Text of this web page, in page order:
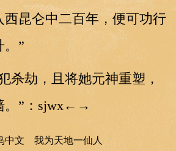
西昆仑中二百年，便可功行
。”
劫，且将她元神重塑，
。”：sjwx←→
中文 我为天地一仙人